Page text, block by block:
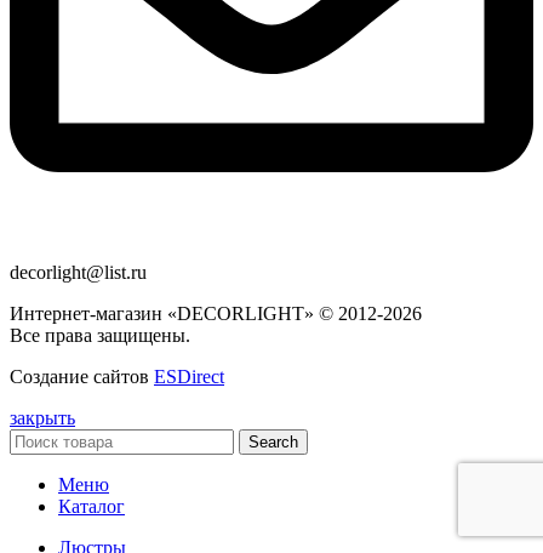
decorlight@list.ru
Интернет-магазин «DECORLIGHT» © 2012-2026
Все права защищены.
Создание сайтов ESDirect
закрыть
Search
Меню
Каталог
Люстры